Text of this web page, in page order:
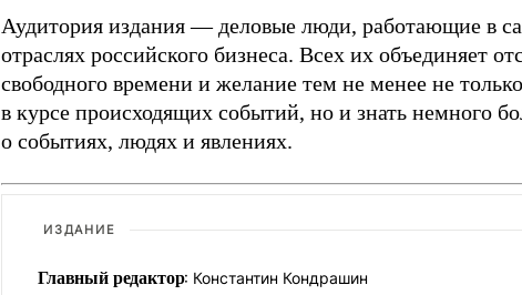
Аудитория издания — деловые люди, работающие в
отраслях российского бизнеса. Всех их объединяет
свободного времени и желание тем не менее не только
в курсе происходящих событий, но и знать немного
о событиях, людях и явлениях.
ИЗДАНИЕ
Главный редактор: Константин Кондрашин